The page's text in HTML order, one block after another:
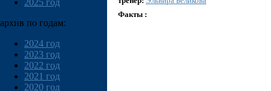
2025 год
архив по годам:
2024 год
2023 год
2022 год
2021 год
2020 год
Факты :